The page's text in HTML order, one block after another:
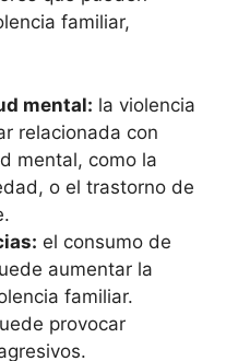
familiar,
mental: la violencia
relacionada con
mental, como la
o el trastorno de
el consumo de
aumentar la
familiar.
provocar